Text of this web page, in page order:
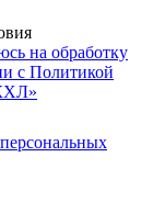
на обработку
с Политикой